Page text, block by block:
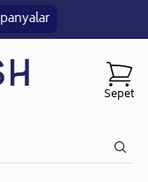
Sepet